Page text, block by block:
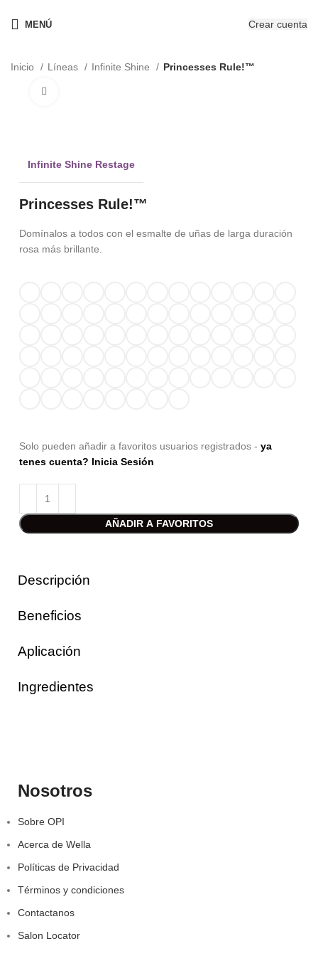
MENÚ Crear cuenta
Inicio Líneas Infinite Shine Princesses Rule!™
Infinite Shine Restage
Princesses Rule!™
Domínalos a todos con el esmalte de uñas de larga duración
rosa más brillante.
Solo pueden añadir a favoritos usuarios registrados - ya
tenes cuenta? Inicia Sesión
AÑADIR A FAVORITOS
Descripción
Beneficios
Aplicación
Ingredientes
Nosotros
Sobre OPI
Acerca de Wella
Políticas de Privacidad
Términos y condiciones
Contactanos
Salon Locator